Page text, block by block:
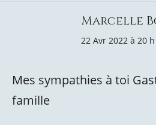
Marcelle
22 Avr 2022 à 20
Mes sympathies à toi
famille